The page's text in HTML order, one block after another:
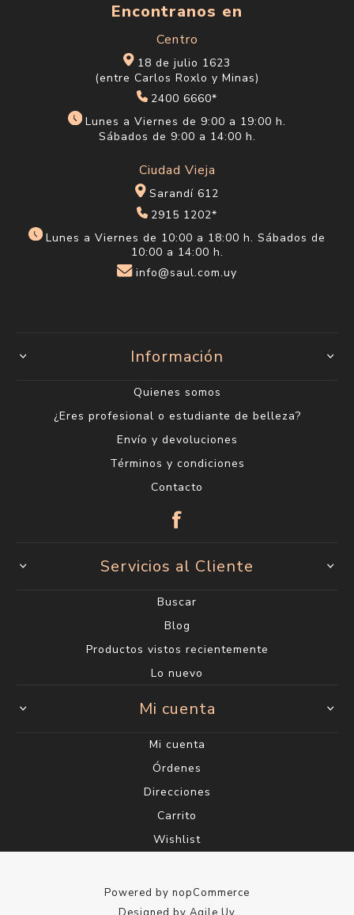
Encontranos en
Centro
18 de julio 1623
(entre Carlos Roxlo y Minas)
2400 6660*
Lunes a Viernes de 9:00 a 19:00 h.
Sábados de 9:00 a 14:00 h.
Ciudad Vieja
Sarandí 612
2915 1202*
Lunes a Viernes de 10:00 a 18:00 h. Sábados de
10:00 a 14:00 h.
info@saul.com.uy
Información
Quienes somos
¿Eres profesional o estudiante de belleza?
Envío y devoluciones
Términos y condiciones
Contacto
Servicios al Cliente
Buscar
Blog
Productos vistos recientemente
Lo nuevo
Mi cuenta
Mi cuenta
Órdenes
Direcciones
Carrito
Wishlist
Powered by nopCommerce